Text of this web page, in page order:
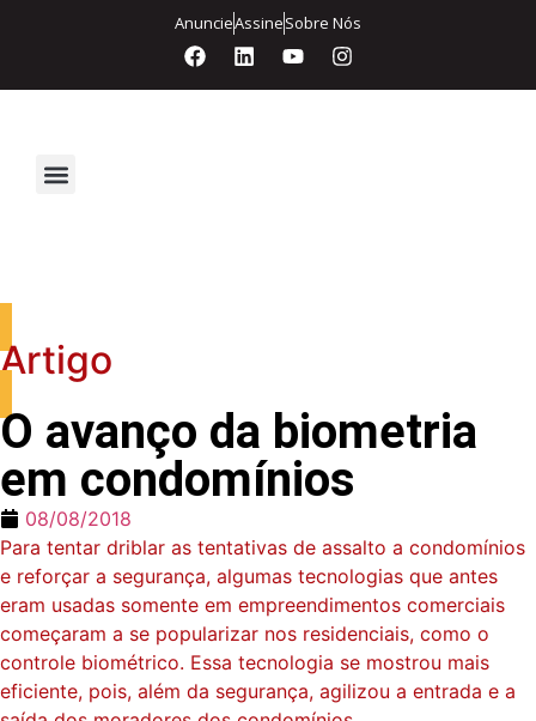
AnuncieAssineSobre Nós
Artigo
O avanço da biometria
em condomínios
08/08/2018
Para tentar driblar as tentativas de assalto a condomínios
e reforçar a segurança, algumas tecnologias que antes
eram usadas somente em empreendimentos comerciais
começaram a se popularizar nos residenciais, como o
controle biométrico. Essa tecnologia se mostrou mais
eficiente, pois, além da segurança, agilizou a entrada e a